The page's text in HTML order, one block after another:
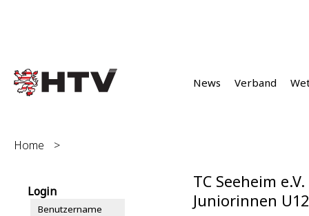
News Verband
Home >
Login
TC Seeheim
Juniorinnen